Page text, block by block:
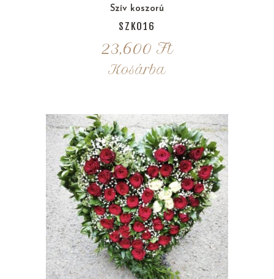
Szív koszorú
SZK016
23,600 Ft
Kosárba